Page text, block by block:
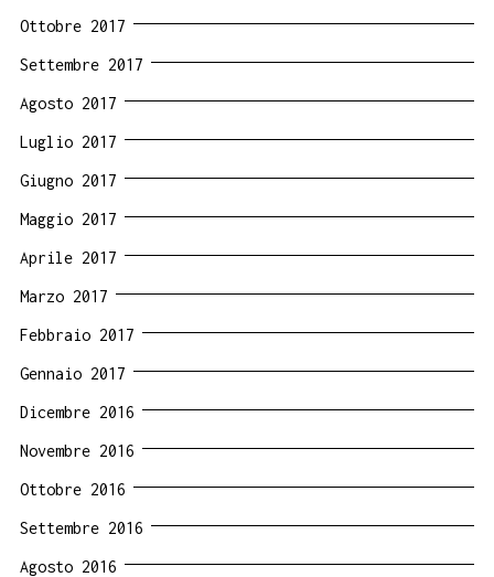
Ottobre 2017
Settembre 2017
Agosto 2017
Luglio 2017
Giugno 2017
Maggio 2017
Aprile 2017
Marzo 2017
Febbraio 2017
Gennaio 2017
Dicembre 2016
Novembre 2016
Ottobre 2016
Settembre 2016
Agosto 2016